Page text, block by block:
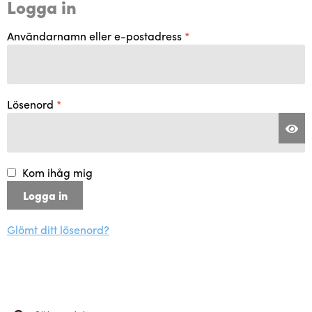
Återförsäljare
Logga in
Användarnamn eller e-postadress *Obligatoriskt
Lösenord *Obligatoriskt
Kom ihåg mig
Logga in
Glömt ditt lösenord?